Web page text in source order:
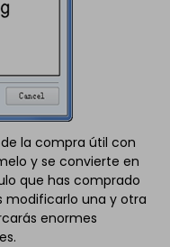
la compra útil con
y se convierte en
que has comprado
modificarlo una y otra
enormes